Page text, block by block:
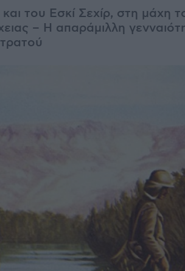
του Εσκί Σεχίρ, στη μάχη
– Η απαράμιλλη